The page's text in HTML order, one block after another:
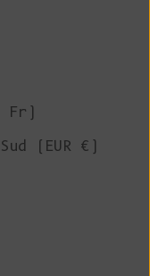
Fr)
(EUR €)